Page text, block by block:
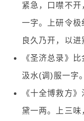
紧急，口噤不
一字。上研令极
良久乃开，以进
《圣济总录》
汲水(调)服一字。
《十全博救方
黛一两。上三味